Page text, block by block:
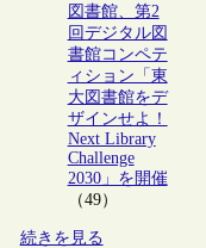
図書館、第2
回デジタル図
書館コンペテ
ィション「東
大図書館をデ
ザインせよ！
Next Library
Challenge
2030」を開催
（49）
続きを見る